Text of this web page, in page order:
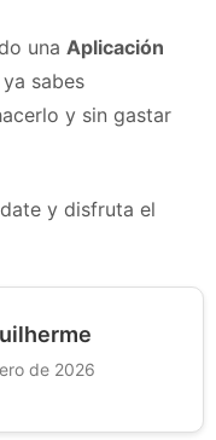
una Aplicación
sabes
y sin gastar
y disfruta el
de 2026